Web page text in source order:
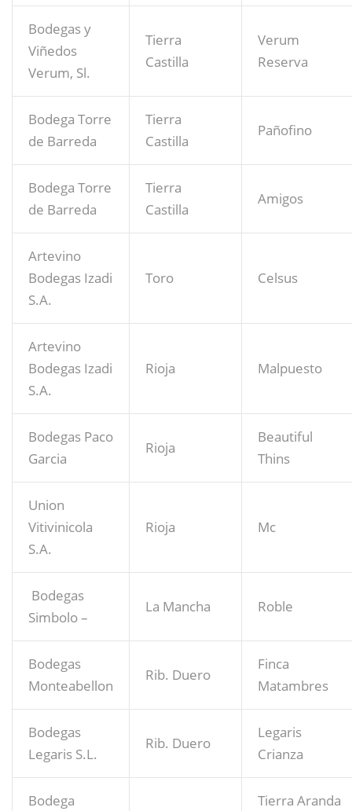
Bodegas y
Viñedos
Verum, Sl.
Tierra
Castilla
Verum
Reserva
Bodega Torre
de Barreda
Tierra
Castilla
Pañofino
Bodega Torre
de Barreda
Tierra
Castilla
Amigos
Artevino
Bodegas Izadi
S.A.
Toro Celsus
Artevino
Bodegas Izadi
S.A.
Rioja Malpuesto
Bodegas Paco
Garcia
Rioja
Beautiful
Thins
Union
Vitivinicola
S.A.
Rioja Mc
Bodegas
Simbolo –
La Mancha Roble
Bodegas
Monteabellon
Rib. Duero
Finca
Matambres
Bodegas
Legaris S.L.
Rib. Duero
Legaris
Crianza
Bodega
Tierra Aranda